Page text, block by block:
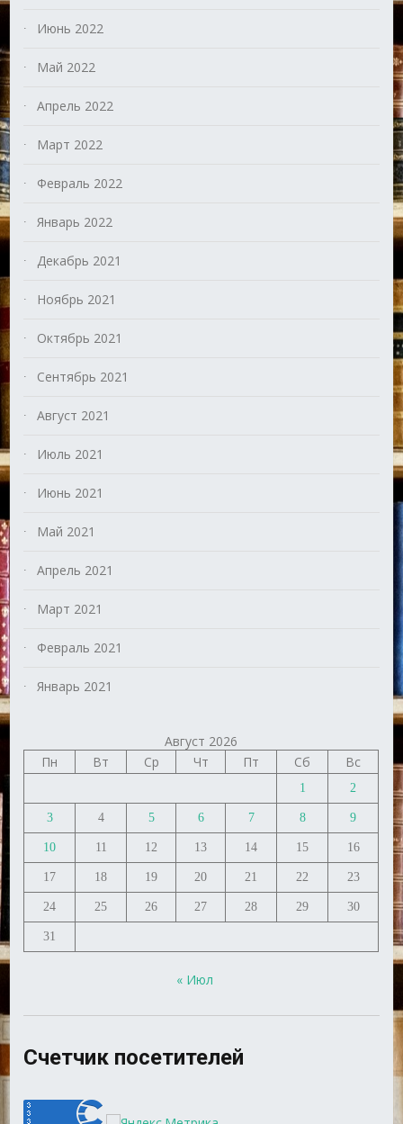
Июнь 2022
Май 2022
Апрель 2022
Март 2022
Февраль 2022
Январь 2022
Декабрь 2021
Ноябрь 2021
Октябрь 2021
Сентябрь 2021
Август 2021
Июль 2021
Июнь 2021
Май 2021
Апрель 2021
Март 2021
Февраль 2021
Январь 2021
Август 2026
Пн
Вт Ср Чт Пт Сб Вс
1 2
3 4 5 6 7 8 9
10 11 12 13 14 15 16
17 18 19 20 21 22 23
24 25 26 27 28 29 30
31
« Июл
Счетчик посетителей